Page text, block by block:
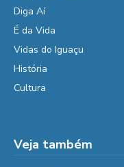
Diga Aí
É da Vida
Vidas do Iguaçu
História
Cultura
Veja também